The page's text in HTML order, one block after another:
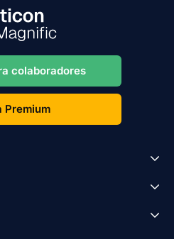
colaboradores
Premium